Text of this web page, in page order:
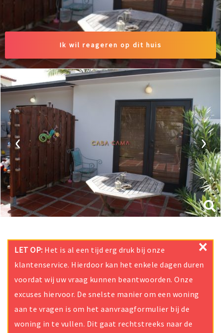
Ik wil reageren op dit huis
‹ ›
×
LET OP: Het is al een tijd erg druk bij onze
klantenservice. Hierdoor kan het enkele dagen duren
voordat wij uw vraag kunnen beantwoorden. Onze
excuses hiervoor. De snelste manier om een woning
aan te vragen is om het aanvraagformulier bij de
woning in te vullen. Dit gaat rechtstreeks naar de